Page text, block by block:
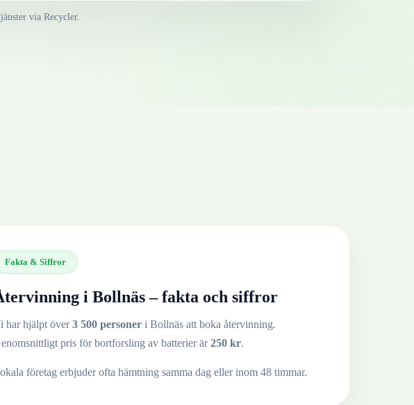
via Recycler.
Fakta & Siffror
i Bollnäs– fakta och siffror
har hjälpt över3 500 personer i Bollnäs att boka återvinning.
pris för bortforsling av batterierär250 kr.
företag erbjuder ofta hämtning samma dag eller inom 48 timmar.